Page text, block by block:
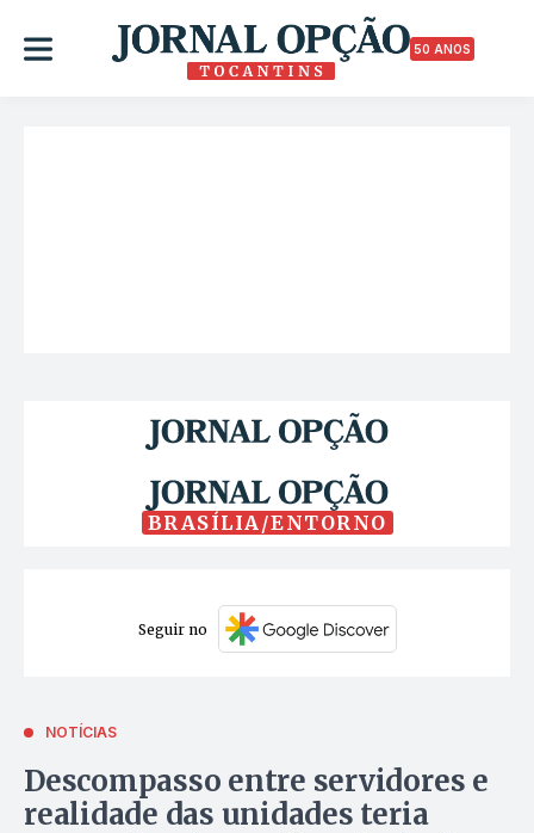
50 ANOS
BRASÍLIA/ENTORNO
Seguir no
NOTÍCIAS
Descompasso entre servidores e
realidade das unidades teria